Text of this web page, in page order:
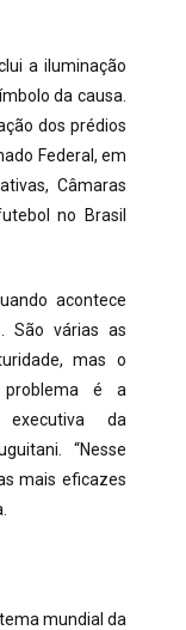
a iluminação
da causa.
dos prédios
Federal, em
Câmaras
no Brasil
acontece
São várias as
mas o
é a
da
“Nesse
mais eficazes
mundial da